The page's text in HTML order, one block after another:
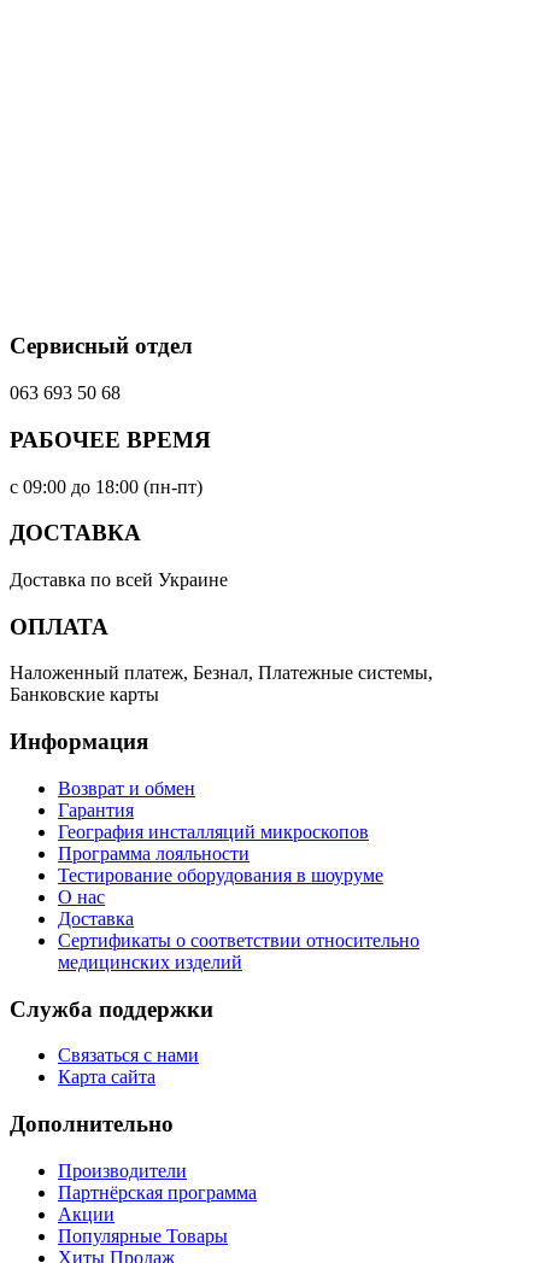
Сервисный отдел
063 693 50 68
РАБОЧЕЕ ВРЕМЯ
с 09:00 до 18:00 (пн-пт)
ДОСТАВКА
Доставка по всей Украине
ОПЛАТА
Наложенный платеж, Безнал, Платежные системы,
Банковские карты
Информация
Возврат и обмен
Гарантия
География инсталляций микроскопов
Программа лояльности
Тестирование оборудования в шоуруме
О нас
Доставка
Сертификаты о соответствии относительно
медицинских изделий
Служба поддержки
Связаться с нами
Карта сайта
Дополнительно
Производители
Партнёрская программа
Акции
Популярные Товары
Хиты Продаж